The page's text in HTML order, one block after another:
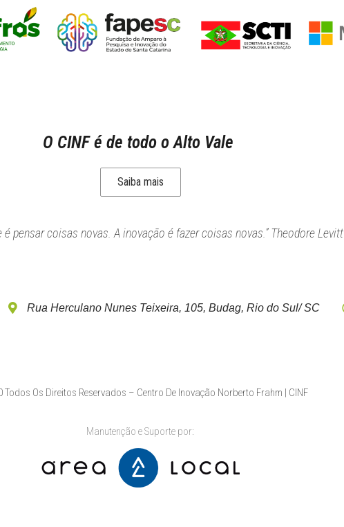
O CINF é de todo o Alto Vale
Saiba mais
é pensar coisas novas. A inovação é fazer coisas novas.” Theodore Levitt
Rua Herculano Nunes Teixeira, 105, Budag, Rio do Sul/ SC
Todos Os Direitos Reservados – Centro De Inovação Norberto Frahm | CINF
Manutenção e Suporte por: